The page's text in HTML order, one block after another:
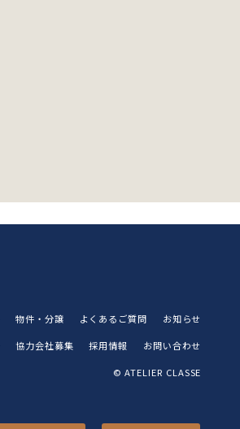
物件・分譲 よくあるご質問 お知らせ
協力会社募集 採用情報 お問い合わせ
© ATELIER CLASSE